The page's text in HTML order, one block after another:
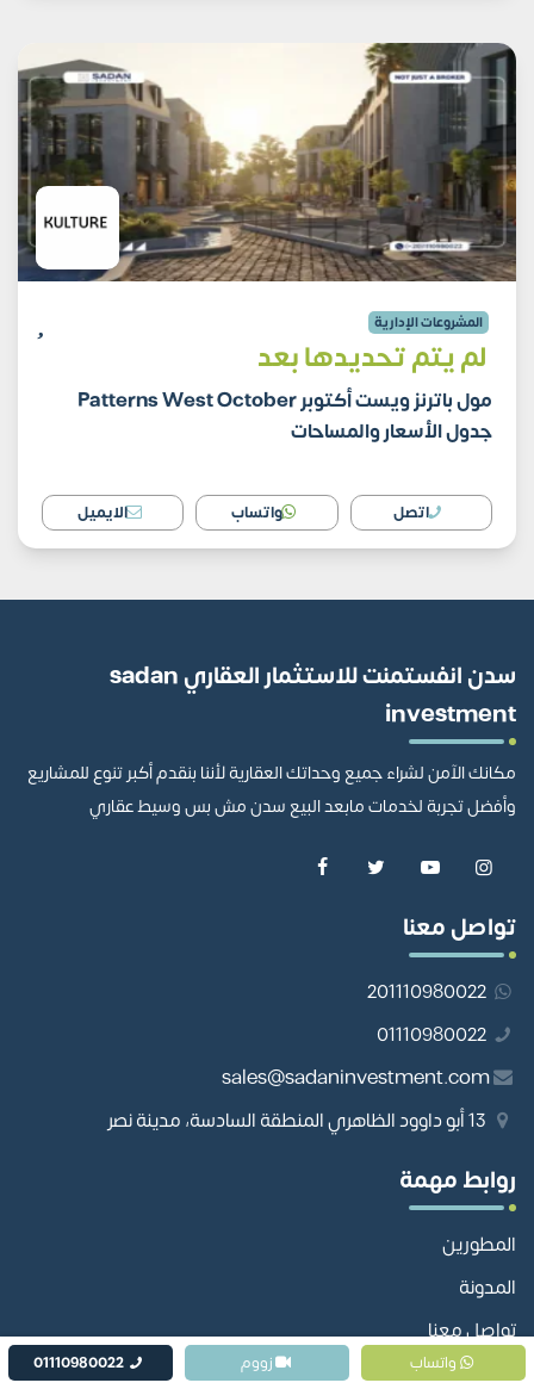
المشروعات الإدارية
لم يتم تحديدها بعد
مول باترنز ويست أكتوبر Patterns West October
جدول الأسعار والمساحات
اتصل واتساب الايميل
سدن انفستمنت للاستثمار العقاري sadan
investment
مكانك الآمن لشراء جميع وحداتك العقارية لأننا بنقدم أكبر تنوع للمشاريع
وأفضل تجربة لخدمات مابعد البيع سدن مش بس وسيط عقاري
تواصل معنا
201110980022
01110980022
sales@sadaninvestment.com
روابط مهمة
المطورين
المدونة
تواصل معنا
خريطة الموقع
واتساب 01110980022 زووم